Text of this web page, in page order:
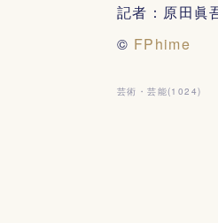
記者：原田眞
© FPhime
芸術・芸能(1024)